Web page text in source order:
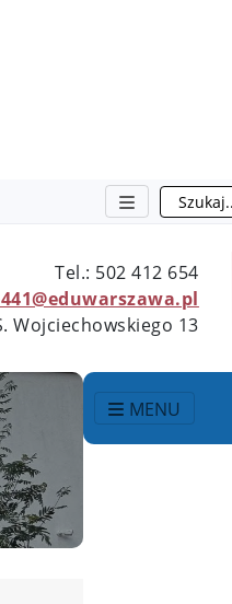
Szukaj
Tel.: 502 412 654
Wojciechowskiego 13
MENU